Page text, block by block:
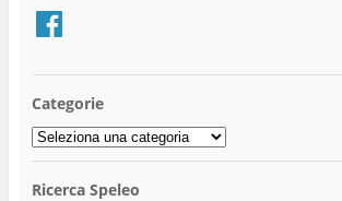
Facebook
Categorie
Categorie
Ricerca Speleo